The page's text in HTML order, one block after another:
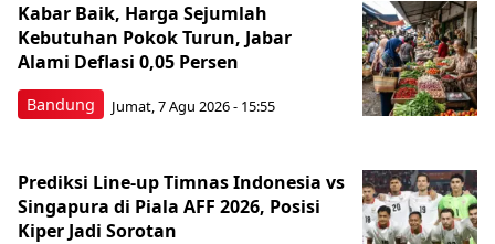
Bandung
Kabar Baik, Harga Sejumlah
Kebutuhan Pokok Turun, Jabar
Alami Deflasi 0,05 Persen
Jumat, 7 Agu 2026 - 15:55
Prediksi Line-up Timnas Indonesia vs
Singapura di Piala AFF 2026, Posisi
Kiper Jadi Sorotan